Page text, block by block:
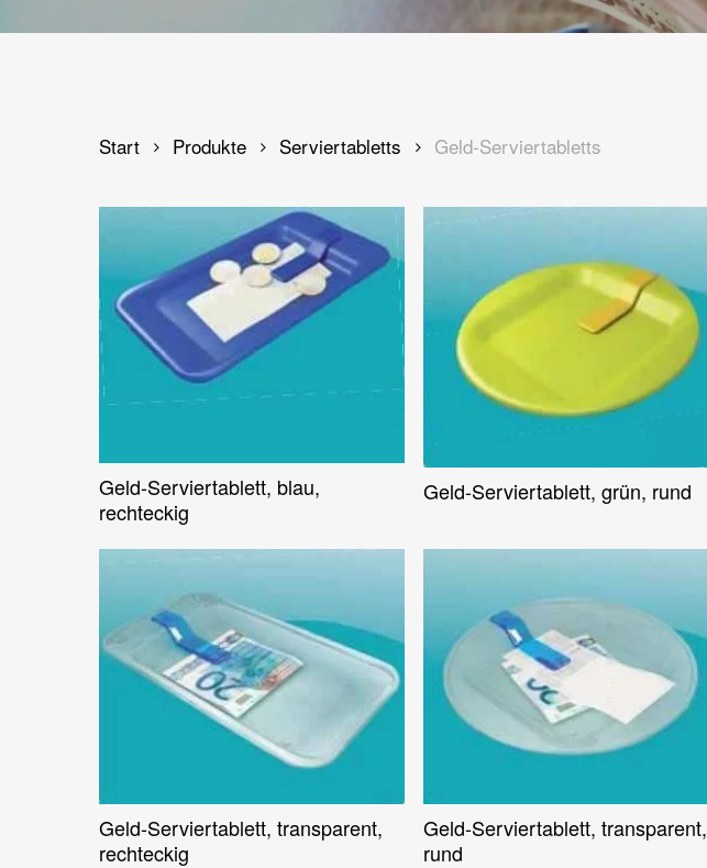
Start Produkte Serviertabletts Geld-Serviertabletts
Weiterlesen
Geld-Serviertablett, blau,
rechteckig
Weiterlesen
Geld-Serviertablett, grün, rund
Weiterlesen
Geld-Serviertablett, transparent,
rechteckig
Weiterlesen
Geld-Serviertablett, transparent,
rund